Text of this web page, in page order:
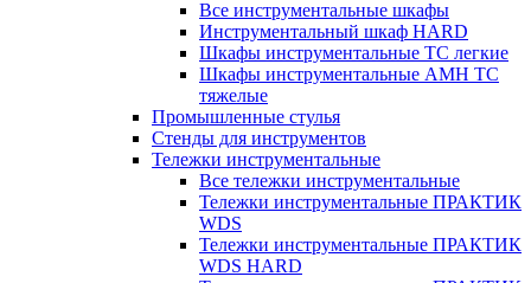
Все инструментальные шкафы
Инструментальный шкаф HARD
Шкафы инструментальные ТС легкие
Шкафы инструментальные AMH TC
тяжелые
Промышленные стулья
Стенды для инструментов
Тележки инструментальные
Все тележки инструментальные
Тележки инструментальные ПРАКТИК
WDS
Тележки инструментальные ПРАКТИК
WDS HARD